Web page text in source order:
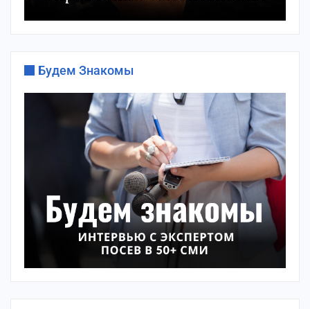
Будем Знакомы